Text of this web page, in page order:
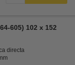
605) 102 x 152
directa